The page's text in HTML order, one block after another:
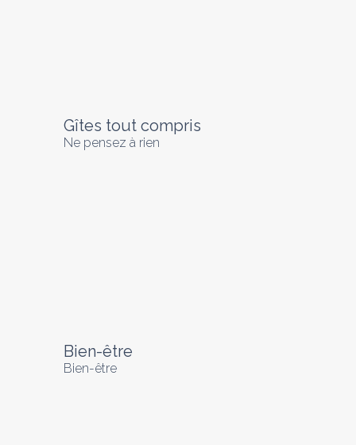
Gîtes tout compris
Ne pensez à rien
Bien-être
Bien-être